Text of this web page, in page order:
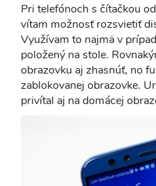
Pri telefónoch s čítačkou
vítam možnosť rozsvietiť
Využívam to najmä v
položený na stole.
obrazovku aj zhasnúť, no
zablokovanej obrazovke.
privítal aj na domácej